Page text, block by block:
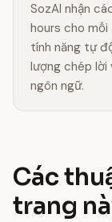
SozAI nhận
hours cho
tính năng tự
lượng chép lời
ngôn ngữ.
Các
trang